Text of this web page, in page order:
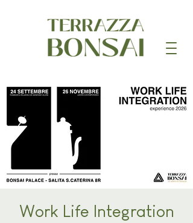
Work Life Integration